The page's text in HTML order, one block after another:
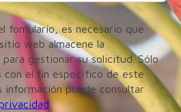
fomulario, es necesario que
web almacene la
gestionar su solicitud. Sólo
con el fin específico de este
información puede consultar